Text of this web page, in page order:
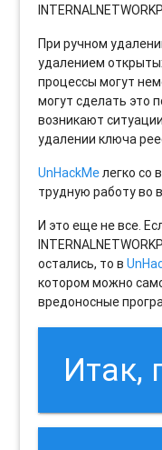
При ручном
удалением
процессы могут
могут сделать это
возникают
удалении ключа
UnHackMeлегко со
трудную работу во
И это еще не все.
остались, то в
котором можно
вредоносные
Итак,